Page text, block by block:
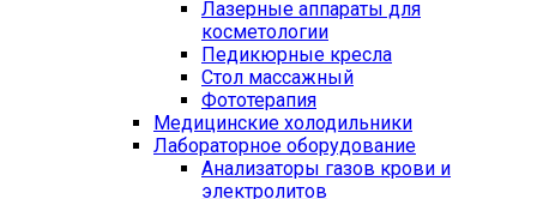
Лазерные аппараты для
косметологии
Педикюрные кресла
Стол массажный
Фототерапия
Медицинские холодильники
Лабораторное оборудование
Анализаторы газов крови и
электролитов